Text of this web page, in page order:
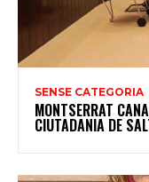
SENSE CATEGORIA
MONTSERRAT
CIUTADANIA DE